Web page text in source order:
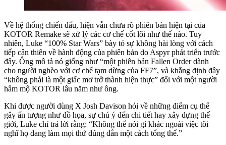
Về hệ thống chiến đấu, hiện vẫn chưa rõ phiên bản hiện tại của
KOTOR Remake sẽ xử lý các cơ chế cốt lõi như thế nào. Tuy
nhiên, Luke “100% Star Wars” bày tỏ sự không hài lòng với cách
tiếp cận thiên về hành động của phiên bản do Aspyr phát triển trước
đây. Ông mô tả nó giống như “một phiên bản Fallen Order dành
cho người nghèo với cơ chế tạm dừng của FF7”, và khẳng định đây
“không phải là một giấc mơ trở thành hiện thực” đối với một người
hâm mộ KOTOR lâu năm như ông.
Khi được người dùng X Josh Davison hỏi về những điểm cụ thể
gây ấn tượng như đồ họa, sự chú ý đến chi tiết hay xây dựng thế
giới, Luke chỉ trả lời rằng: “Không thể nói gì khác ngoài việc tôi
nghĩ họ đang làm mọi thứ đúng đắn một cách tổng thể.”